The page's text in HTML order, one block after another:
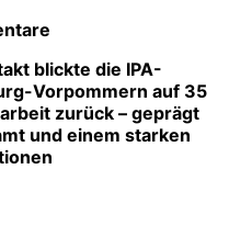
blickte die IPA-
Vorpommern auf 35
zurück – geprägt
und einem starken